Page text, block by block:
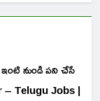
ఇంటి నుండి పని చేసే
– Telugu Jobs |